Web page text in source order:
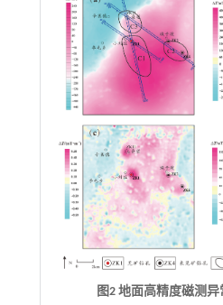
图2 地面高精度磁测